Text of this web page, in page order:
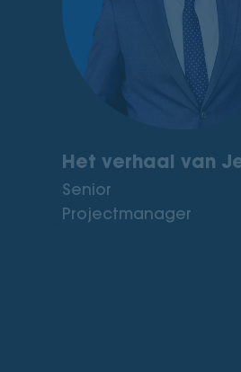
Het verhaal van
Senior
Projectmanager